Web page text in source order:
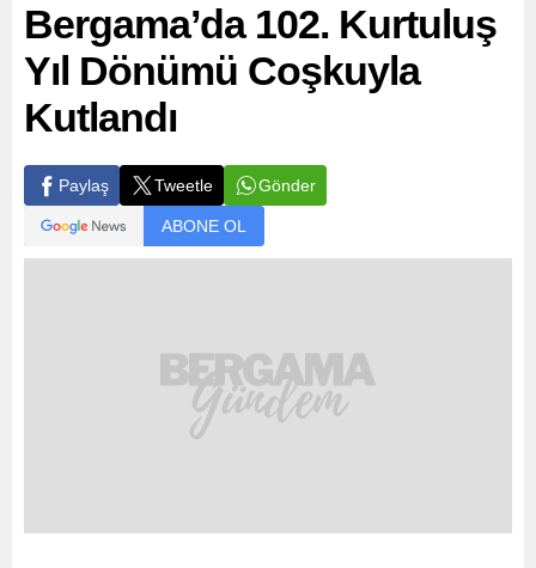
Bergama’da 102. Kurtuluş
Yıl Dönümü Coşkuyla
Kutlandı
Paylaş Tweetle Gönder
ABONE OL